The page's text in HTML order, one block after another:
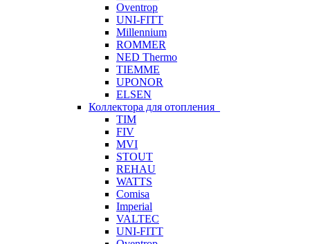
Oventrop
UNI-FITT
Millennium
ROMMER
NED Thermo
TIEMME
UPONOR
ELSEN
Коллектора для отопления
TIM
FIV
MVI
STOUT
REHAU
WATTS
Comisa
Imperial
VALTEC
UNI-FITT